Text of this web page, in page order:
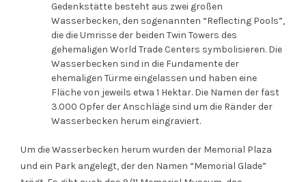
Gedenkstätte besteht aus zwei großen
Wasserbecken, den sogenannten “Reflecting Pools”,
die die Umrisse der beiden Twin Towers des
gehemaligen World Trade Centers symbolisieren. Die
Wasserbecken sind in die Fundamente der
ehemaligen Türme eingelassen und haben eine
Fläche von jeweils etwa 1 Hektar. Die Namen der fast
3.000 Opfer der Anschläge sind um die Ränder der
Wasserbecken herum eingraviert.
Um die Wasserbecken herum wurden der Memorial Plaza
und ein Park angelegt, der den Namen “Memorial Glade”